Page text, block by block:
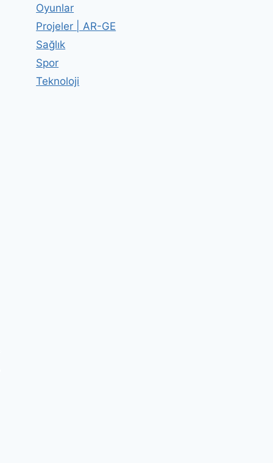
Oyunlar
Projeler | AR-GE
Sağlık
Spor
Teknoloji